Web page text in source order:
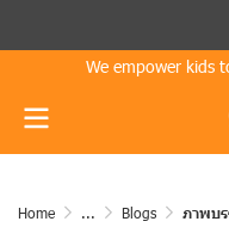
We empower kids
Home ... Blogs ภาพบรรยากาศก